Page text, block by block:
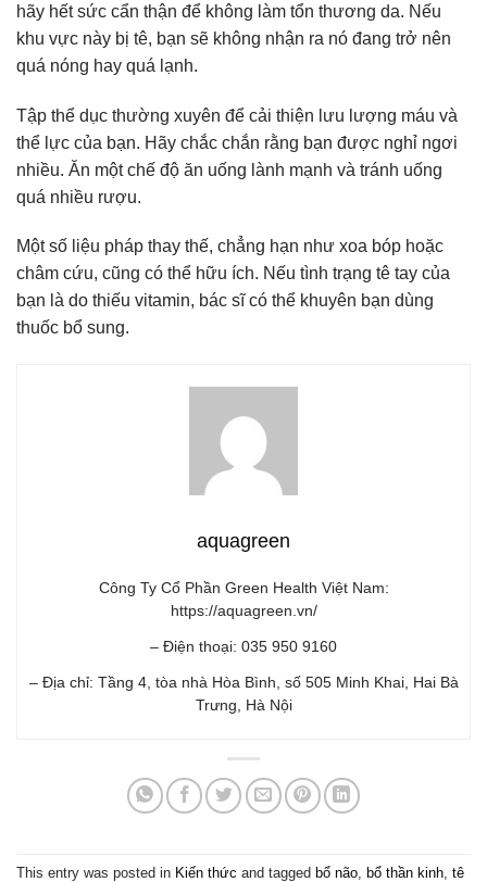
hãy hết sức cẩn thận để không làm tổn thương da. Nếu
khu vực này bị tê, bạn sẽ không nhận ra nó đang trở nên
quá nóng hay quá lạnh.
Tập thể dục thường xuyên để cải thiện lưu lượng máu và
thể lực của bạn. Hãy chắc chắn rằng bạn được nghỉ ngơi
nhiều. Ăn một chế độ ăn uống lành mạnh và tránh uống
quá nhiều rượu.
Một số liệu pháp thay thế, chẳng hạn như xoa bóp hoặc
châm cứu, cũng có thể hữu ích. Nếu tình trạng tê tay của
bạn là do thiếu vitamin, bác sĩ có thể khuyên bạn dùng
thuốc bổ sung.
aquagreen
Công Ty Cổ Phần Green Health Việt Nam:
https://aquagreen.vn/
– Điện thoại: 035 950 9160
– Địa chỉ: Tầng 4, tòa nhà Hòa Bình, số 505 Minh Khai, Hai Bà
Trưng, Hà Nội
This entry was posted in Kiến thức and tagged bổ não bổ thần kinh tê